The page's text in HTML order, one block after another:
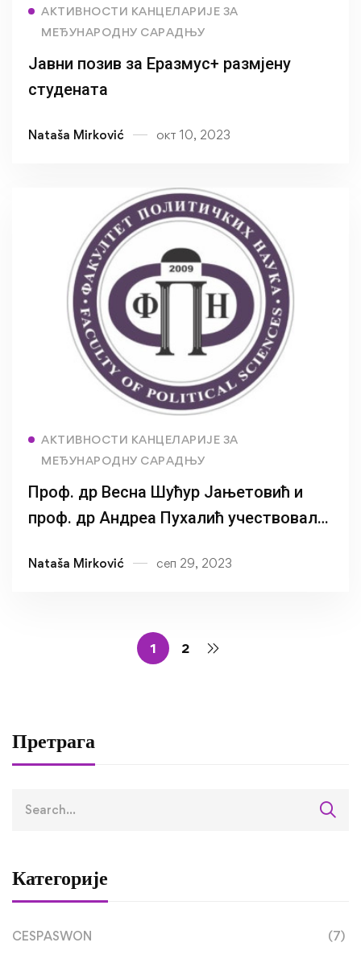
АКТИВНОСТИ КАНЦЕЛАРИЈЕ ЗА
МЕЂУНАРОДНУ САРАДЊУ
Јавни позив за Еразмус+ размјену
студената
Nataša Mirković окт 10, 2023
АКТИВНОСТИ КАНЦЕЛАРИЈЕ ЗА
МЕЂУНАРОДНУ САРАДЊУ
Проф. др Весна Шућур Јањетовић и
проф. др Андреа Пухалић учествовале
вјештине за друштвене науке“
Nataša Mirković сеп 29, 2023
1 2
Претрага
Категорије
CESPASWON (7)